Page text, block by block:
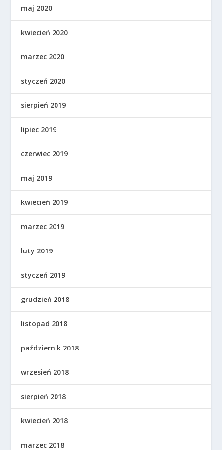
maj 2020
kwiecień 2020
marzec 2020
styczeń 2020
sierpień 2019
lipiec 2019
czerwiec 2019
maj 2019
kwiecień 2019
marzec 2019
luty 2019
styczeń 2019
grudzień 2018
listopad 2018
październik 2018
wrzesień 2018
sierpień 2018
kwiecień 2018
marzec 2018